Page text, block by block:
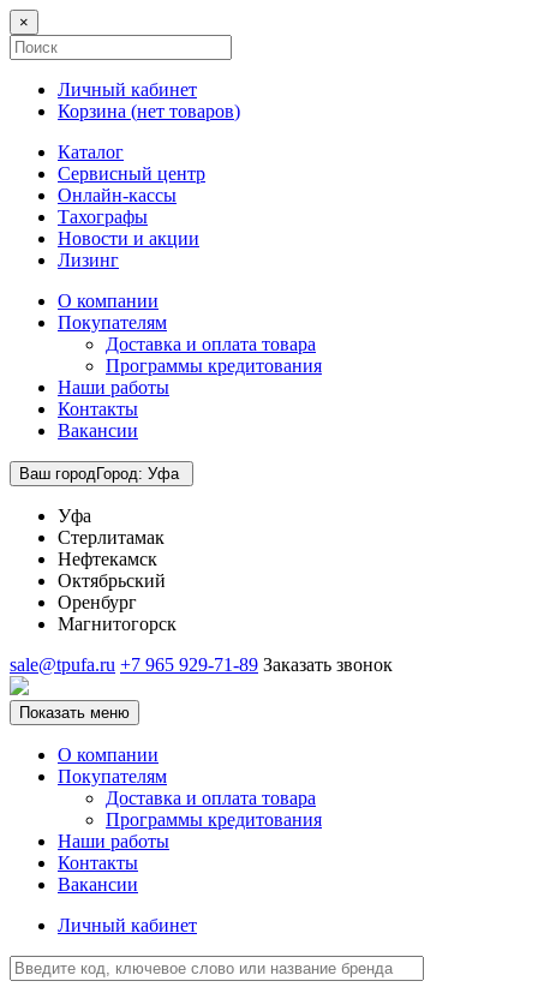
×
Личный кабинет
Корзина (нет товаров)
Каталог
Сервисный центр
Онлайн-кассы
Тахографы
Новости и акции
Лизинг
О компании
Покупателям
Доставка и оплата товара
Программы кредитования
Наши работы
Контакты
Вакансии
Ваш городГород: Уфа
Уфа
Стерлитамак
Нефтекамск
Октябрьский
Оренбург
Магнитогорск
sale@tpufa.ru +7 965 929-71-89 Заказать звонок
Показать меню
О компании
Покупателям
Доставка и оплата товара
Программы кредитования
Наши работы
Контакты
Вакансии
Личный кабинет